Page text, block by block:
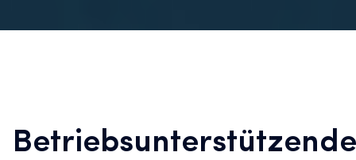
Betriebsunterstützende